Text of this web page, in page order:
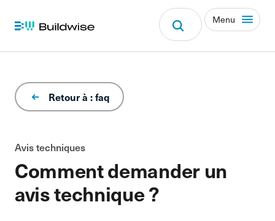
Menu
Comment demander un
avis technique ?
Avis techniques
Retour à : faq